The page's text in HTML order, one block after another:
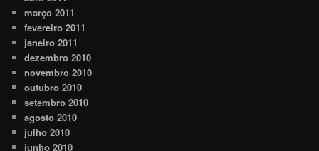
março 2011
fevereiro 2011
janeiro 2011
dezembro 2010
novembro 2010
outubro 2010
setembro 2010
agosto 2010
julho 2010
junho 2010